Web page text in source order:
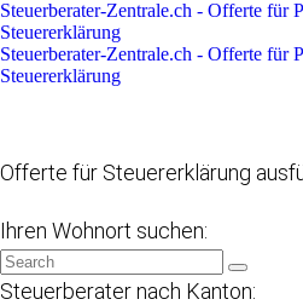
Steuerberater-Zentrale.ch - Offerte für
Steuererklärung
Steuerberater-Zentrale.ch - Offerte für
Steuererklärung
Offerte für Steuererklärung
Ihren Wohnort suchen:
Steuerberater nach Kanton: